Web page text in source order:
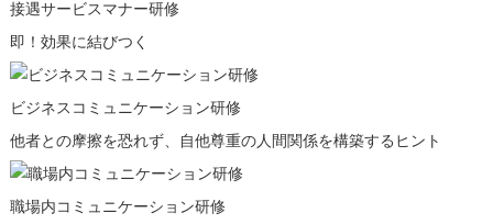
接遇サービスマナー研修
即！効果に結びつく
ビジネスコミュニケーション研修
他者との摩擦を恐れず、自他尊重の人間関係を構築するヒント
職場内コミュニケーション研修